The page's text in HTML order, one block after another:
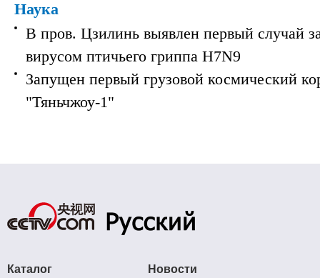
Наука
В пров. Цзилинь выявлен первый случай
вирусом птичьего гриппа H7N9
Запущен первый грузовой космический
"Тяньчжоу-1"
Каталог Новости